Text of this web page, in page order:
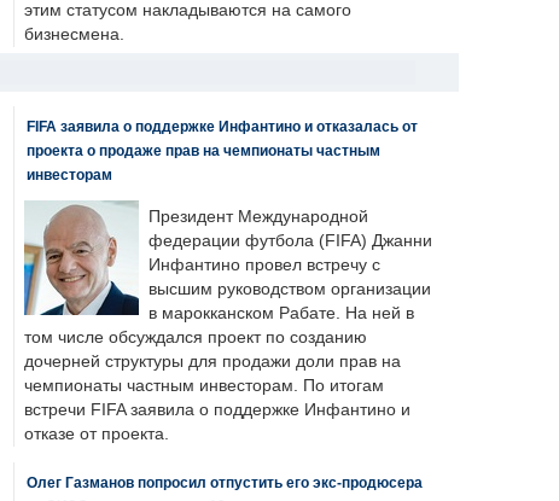
этим статусом накладываются на самого
бизнесмена.
FIFA заявила о поддержке Инфантино и отказалась от
проекта о продаже прав на чемпионаты частным
инвесторам
Президент Международной
федерации футбола (FIFA) Джанни
Инфантино провел встречу с
высшим руководством организации
в марокканском Рабате. На ней в
том числе обсуждался проект по созданию
дочерней структуры для продажи доли прав на
чемпионаты частным инвесторам. По итогам
встречи FIFA заявила о поддержке Инфантино и
отказе от проекта.
Олег Газманов попросил отпустить его экс-продюсера